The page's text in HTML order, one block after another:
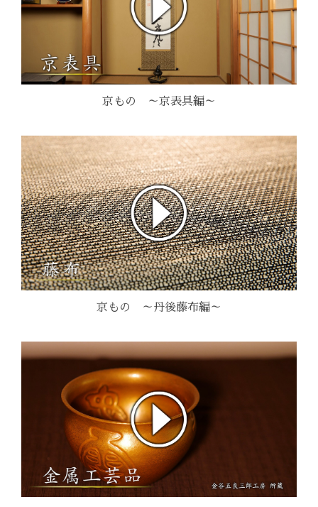
京もの ～京表具編～
京もの ～丹後藤布編～